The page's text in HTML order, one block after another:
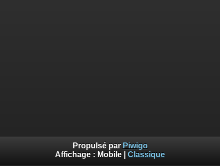
Propulsé par Piwigo
Affichage : Mobile Classique